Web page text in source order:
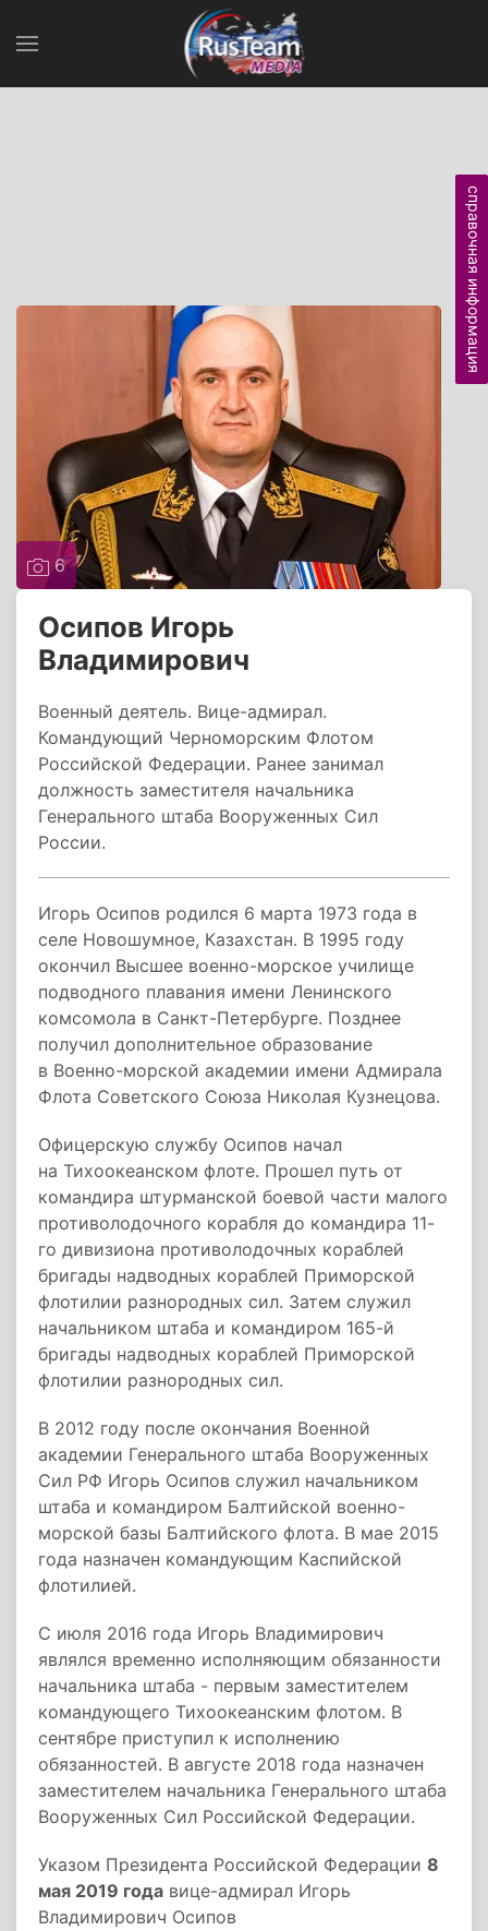
6
Осипов Игорь
Владимирович
Военный деятель. Вице-адмирал.
Командующий Черноморским Флотом
Российской Федерации. Ранее занимал
должность заместителя начальника
Генерального штаба Вооруженных Сил
России.
Игорь Осипов родился 6 марта 1973 года в
селе Новошумное, Казахстан. В 1995 году
окончил Высшее военно-морское училище
подводного плавания имени Ленинского
комсомола в Санкт-Петербурге. Позднее
получил дополнительное образование
в Военно-морской академии имени Адмирала
Флота Советского Союза Николая Кузнецова.
Офицерскую службу Осипов начал
на Тихоокеанском флоте. Прошел путь от
командира штурманской боевой части малого
противолодочного корабля до командира 11-
го дивизиона противолодочных кораблей
бригады надводных кораблей Приморской
флотилии разнородных сил. Затем служил
начальником штаба и командиром 165-й
бригады надводных кораблей Приморской
флотилии разнородных сил.
В 2012 году после окончания Военной
академии Генерального штаба Вооруженных
Сил РФ Игорь Осипов служил начальником
штаба и командиром Балтийской военно-
морской базы Балтийского флота. В мае 2015
года назначен командующим Каспийской
флотилией.
С июля 2016 года Игорь Владимирович
являлся временно исполняющим обязанности
начальника штаба - первым заместителем
командующего Тихоокеанским флотом. В
сентябре приступил к исполнению
обязанностей. В августе 2018 года назначен
заместителем начальника Генерального штаба
Вооруженных Сил Российской Федерации.
Указом Президента Российской Федерации 8
мая 2019 года вице-адмирал Игорь
Владимирович Осипов
справочная информация